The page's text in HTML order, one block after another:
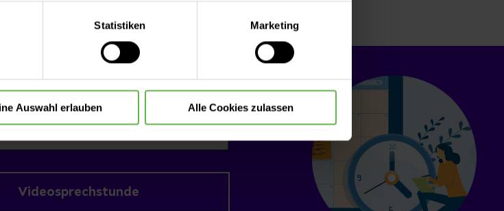
Cookies zu benutzen, eine individuelle Auswahl hinsichtlich der
von „Alle Cookies akzeptieren“ in die Verwendung aller Cookies
ändern oder widerrufen.
Statistiken Marketing
Auswahl erlauben Alle Cookies zulassen
Videosprechstunde